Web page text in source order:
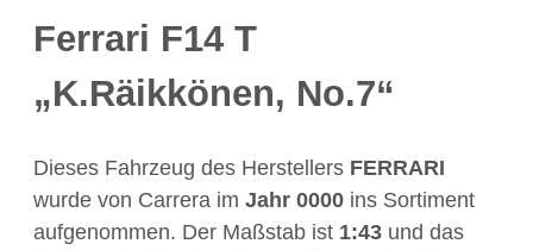
Ferrari F14 T
„K.Räikkönen, No.7“
Dieses Fahrzeug des Herstellers FERRARI
wurde von Carrera im Jahr 0000 ins Sortiment
aufgenommen. Der Maßstab ist 1:43 und das